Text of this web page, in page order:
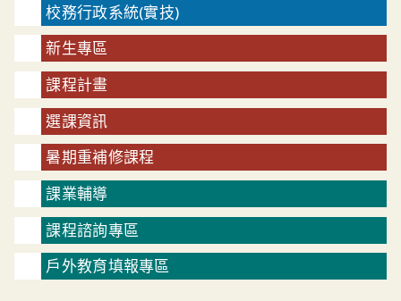
校務行政系統(實技)
新生專區
課程計畫
選課資訊
暑期重補修課程
課業輔導
課程諮詢專區
戶外教育填報專區